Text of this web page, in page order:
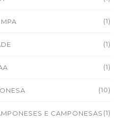
(1)
(1)
(1)
(10)
E CAMPONESAS (1)